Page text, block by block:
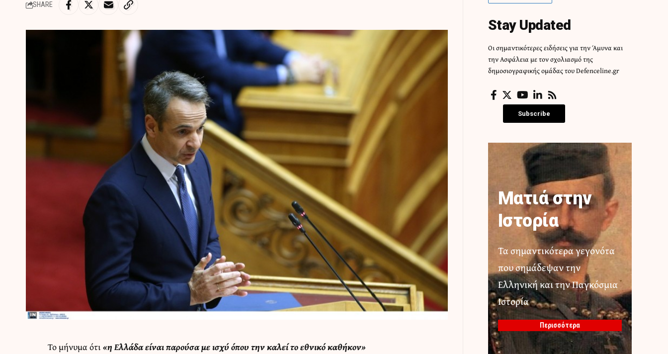
SHARE
Το μήνυμα ότι«η Ελλάδα είναι παρούσα με ισχύ όπου την καλεί το εθνικό καθήκον»
Stay Updated
Οι σημαντικότερες ειδήσεις για την Άμυνα και
την Ασφάλεια με τον σχολιασμό της
δημοσιογραφικής ομάδας του Defenceline.gr
Subscribe
Ματιά στην
Ιστορία
Τα σημαντικότερα γεγονότα
που σημάδεψαν την
Ελληνική και την Παγκόσμια
Ιστορία
Περισσότερα